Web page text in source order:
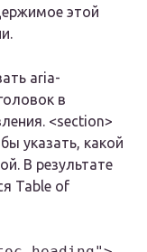
этой
aria-
в
<section>
указать, какой
В результате
Table of